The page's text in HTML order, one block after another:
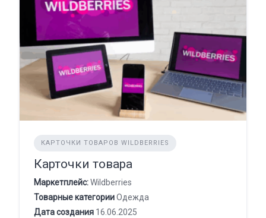
КАРТОЧКИ ТОВАРОВ WILDBERRIES
Карточки товара
Маркетплейс:Wildberries
Товарные категорииОдежда
Дата создания 16.06.2025